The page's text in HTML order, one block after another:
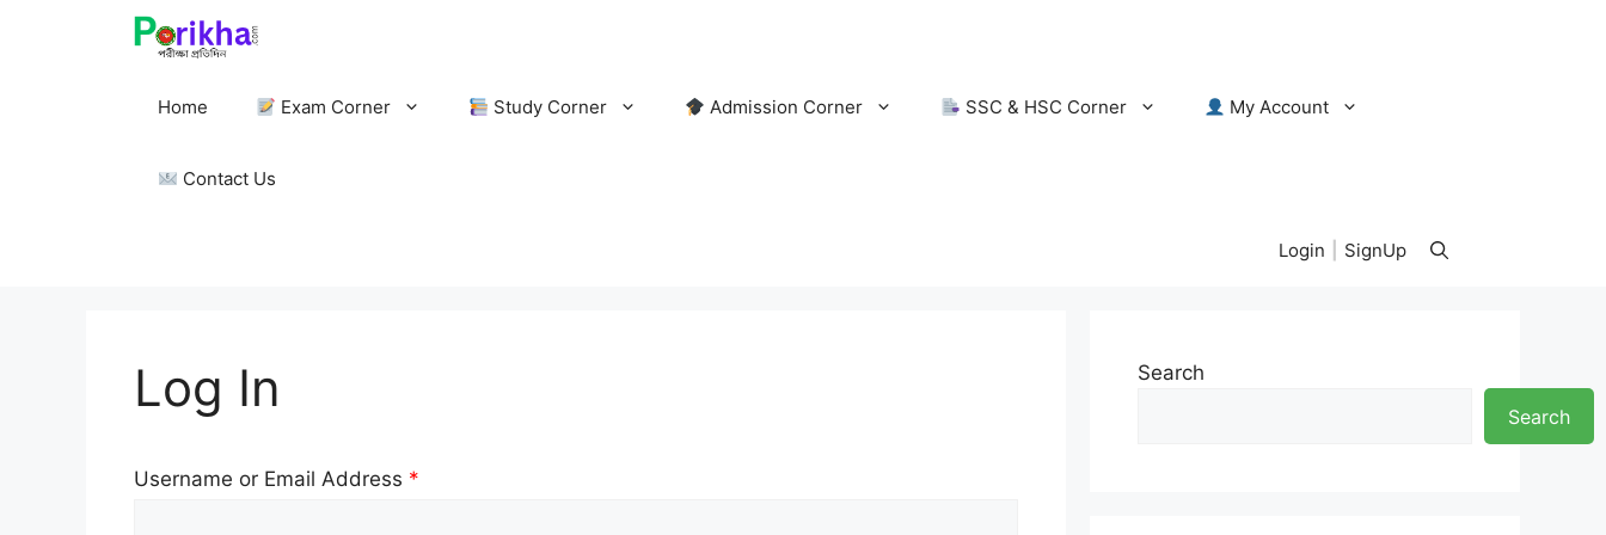
Home Exam Corner Study Corner Admission Corner SSC & HSC Corner My Account
Contact Us
Login SignUp
Log In
Username or Email Address *
Search
Search